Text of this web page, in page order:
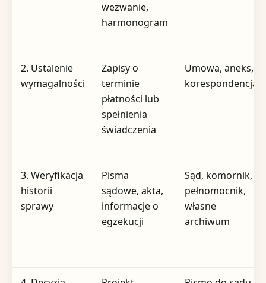
wezwanie,
harmonogram
2. Ustalenie
wymagalności
Zapisy o
terminie
płatności lub
spełnienia
świadczenia
Umowa, aneks,
korespondencja
3. Weryfikacja
historii
sprawy
Pisma
sądowe, akta,
informacje o
egzekucji
Sąd, komornik,
pełnomocnik,
własne
archiwum